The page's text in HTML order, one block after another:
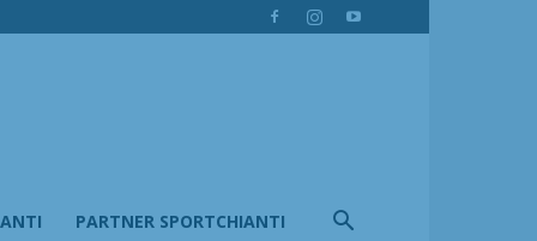
PARTNER SPORTCHIANTI